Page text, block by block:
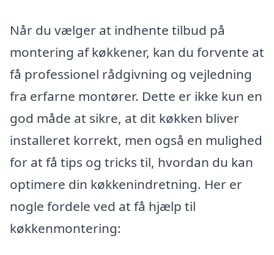
Når du vælger at indhente tilbud på
montering af køkkener, kan du forvente at
få professionel rådgivning og vejledning
fra erfarne montører. Dette er ikke kun en
god måde at sikre, at dit køkken bliver
installeret korrekt, men også en mulighed
for at få tips og tricks til, hvordan du kan
optimere din køkkenindretning. Her er
nogle fordele ved at få hjælp til
køkkenmontering: